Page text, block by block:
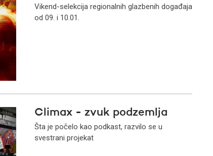
Vikend-selekcija regionalnih glazbenih događaja
od 09. i 10.01.
Climax - zvuk podzemlja
Šta je počelo kao podkast, razvilo se u
svestrani projekat